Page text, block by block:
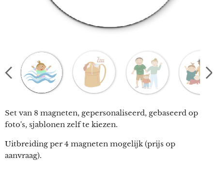
Set van 8 magneten, gepersonaliseerd, gebaseerd op
foto's, sjablonen zelf te kiezen.
Uitbreiding per 4 magneten mogelijk (prijs op
aanvraag).